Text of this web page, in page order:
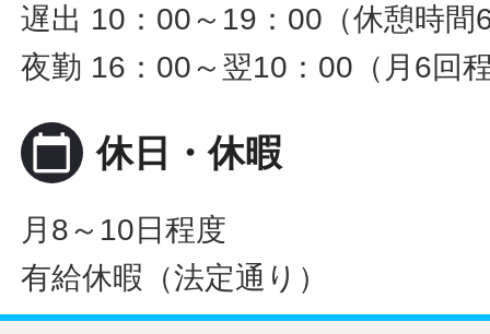
遅出 10：00～19：00（休憩時間
夜勤 16：00～翌10：00（月6回
calendar_today 休日・休暇
月8～10日程度
有給休暇（法定通り）